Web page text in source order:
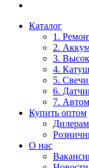
Каталог
1.
2.
3.
4.
5.
6.
7.
Купить оптом
Дилерам
О нас